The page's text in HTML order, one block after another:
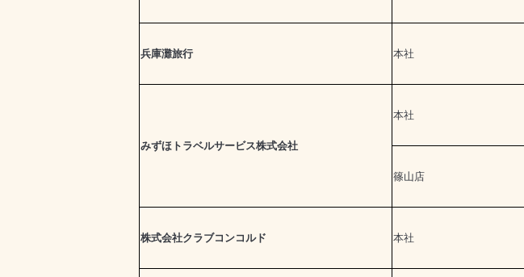
兵庫灘旅行 本社
みずほトラベルサービス株式会社
本社
篠山店
株式会社クラブコンコルド 本社